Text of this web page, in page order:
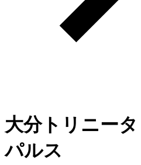
大分トリニータ
パルス